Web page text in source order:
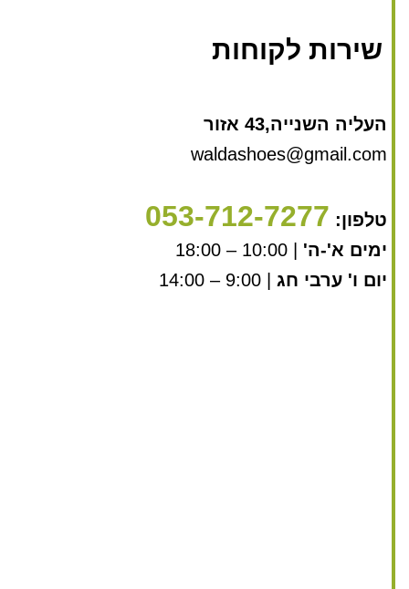
שירות לקוחות
העליה השנייה,43 אזור
waldashoes@gmail.com
טלפון: 053-712-7277
ימים א'-ה'
יום ו' ערבי חג